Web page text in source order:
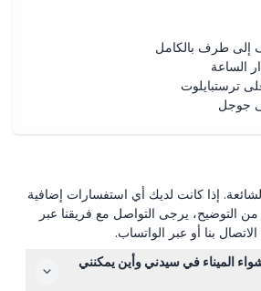
طرف بالكامل
الساعة
إذا كانت لديك أي استفسارات إضافية
التوضيح، يرجى التواصل مع فريقنا عبر
بنا أو عبر الواتساب.
الميناء في سيدني وأين يمكنني